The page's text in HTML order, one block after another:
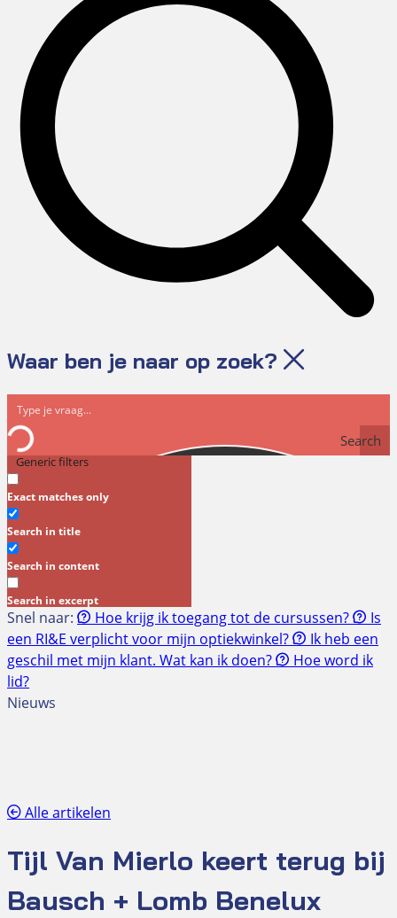
Waar ben je naar op zoek?
Search
Generic filters
Exact matches only
Search in title
Search in content
Search in excerpt
Snel naar: Hoe krijg ik toegang tot de cursussen?
Is
een RI&E verplicht voor mijn optiekwinkel?
Ik heb een
geschil met mijn klant. Wat kan ik doen?
Hoe word ik
lid?
Nieuws
Alle artikelen
Tijl Van Mierlo keert terug bij
Bausch + Lomb Benelux